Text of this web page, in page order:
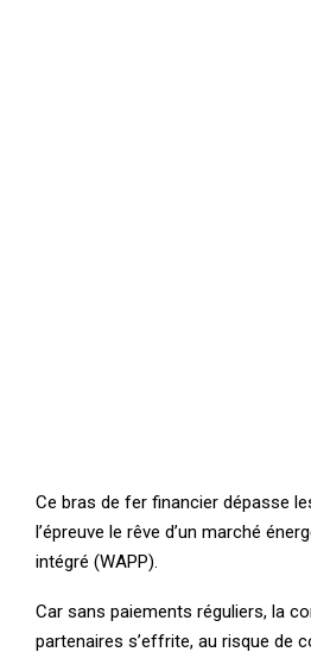
Ce bras de fer financier dépasse
l’épreuve le rêve d’un marché
intégré (WAPP).
Car sans paiements réguliers, la
partenaires s’effrite, au risque de